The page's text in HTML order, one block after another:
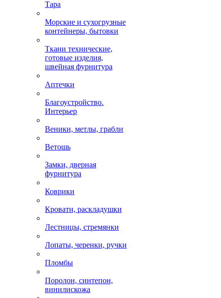
Тара
Морские и сухогрузные
контейнеры, бытовки
Ткани технические,
готовые изделия,
швейная фурнитура
Аптечки
Благоустройство.
Интерьер
Веники, метлы, грабли
Ветошь
Замки, дверная
фурнитура
Коврики
Кровати, раскладушки
Лестницы, стремянки
Лопаты, черенки, ручки
Пломбы
Поролон, синтепон,
винилискожа